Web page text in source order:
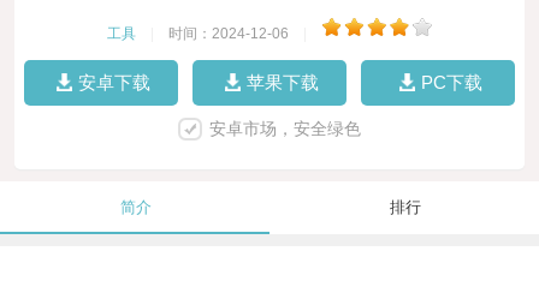
工具 时间：2024-12-06
安卓下载 苹果下载 PC下载
安卓市场，安全绿色
简介 排行